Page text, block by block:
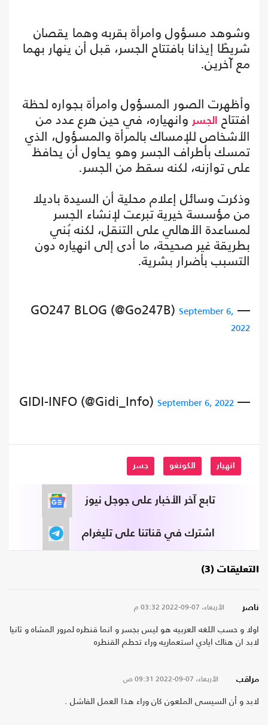
وشوهد مسؤول وامرأة بقربه وهما يقصان
شريطًا إيذانا بافتتاح الجسر، قبل أن ينهار بهما
مع آخرين.
وأظهرت الصور المسؤول وامرأة بجواره لحظة
افتتاح الجسر وانهياره، في حين هرع عدد من
الأشخاص للإمساك بالمرأة والمسؤول، الذي
تمسك بأطراف الجسر وهو يحاول أن يحافظ
على توازنه، لكنه سقط من الجسر.
وذكرت وسائل إعلام محلية أن السيدة باديلا
من مؤسسة خيرية تبرعت لإنشاء الجسر
لمساعدة الأهالي على التنقل، لكنه بُني
بطريقة غير صحيحة، ما أدى إلى انهياره دون
التسبب بأضرار بشرية.
— GO247 BLOG (@Go247B)
September 6,
2022
— GIDI-INFO (@Gidi_Info)
September 6, 2022
انهيار الكونغو جسر
تابع آخر الأخبار على جوجل نيوز
اشترك في قناتنا على تليغرام
التعليقات (3)
ناصر الأربعاء، 07-09-2022 03:32 م
اولا و حسب اللغه العربيه هو ليس بجسر و انما قنطره لمرور المشاه و ثانيا
لابد ان هناك ايادي استعماريه وراء تحطم القنطره
مراقب الأربعاء، 07-09-2022 09:31 ص
لابد و أن السيسى الملعون كان وراء هذا العمل الفاشل .